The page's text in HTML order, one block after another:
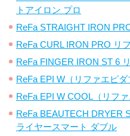
トアイロン プロ
ReFa STRAIGHT IRON
ReFa CURL IRON PRO リ
ReFa FINGER IRON ST 6
ReFa EPI W（リファエピダ
ReFa EPI W COOL（リファ
ReFa BEAUTECH DRYER
ライヤースマート ダブル